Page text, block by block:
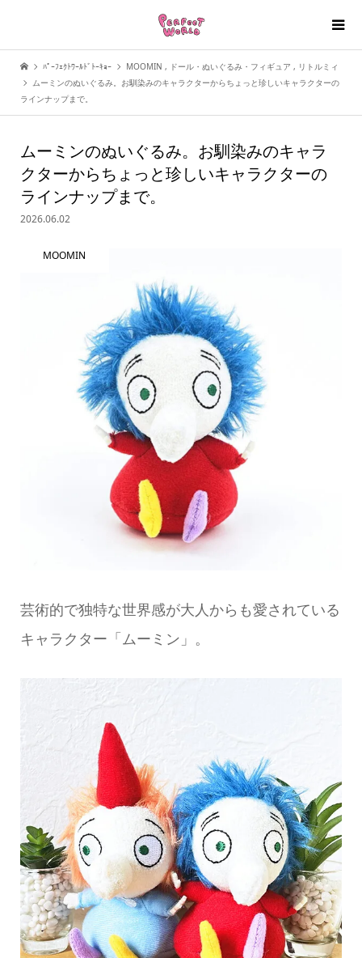
ﾊﾟｰﾌｪｸﾄﾜｰﾙﾄﾞﾄｰｷｮｰ MOOMIN , ドール・ぬいぐるみ・フィギュア , リトルミィ
ムーミンのぬいぐるみ。お馴染みのキャラクターからちょっと珍しいキャラクターの
ラインナップまで。
ムーミンのぬいぐるみ。お馴染みのキャラ
クターからちょっと珍しいキャラクターの
ラインナップまで。
2026.06.02
MOOMIN
芸術的で独特な世界感が大人からも愛されている
キャラクター「ムーミン」。